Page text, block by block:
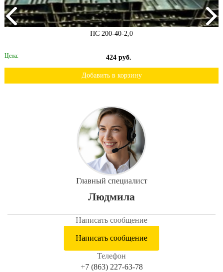
ПС 200-40-2,0
Цена: 424 руб.
Добавить в корзину
Главный специалист
Людмила
Написать сообщение
Написать сообщение
Телефон
+7 (863) 227-63-78